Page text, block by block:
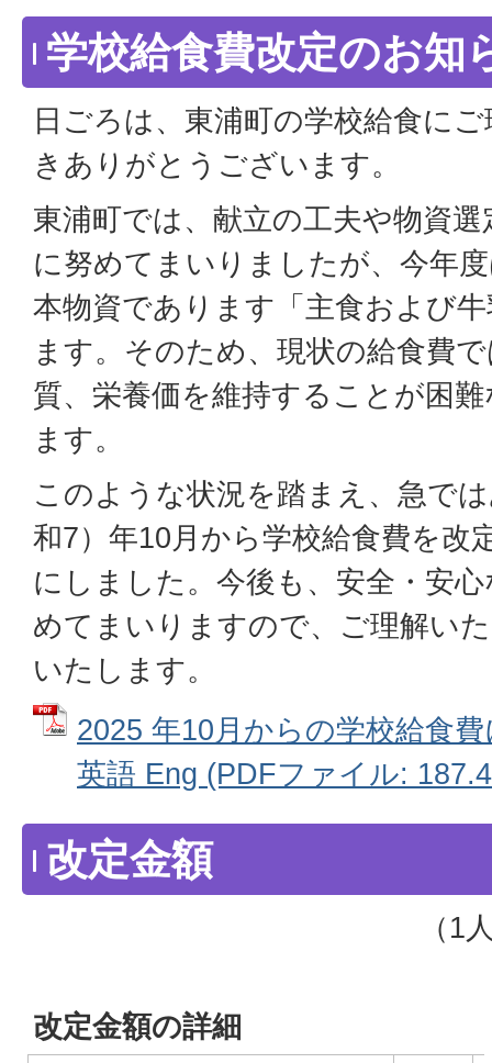
学校給食費改定のお知
日ごろは、東浦町の学校給食に
きありがとうございます。
東浦町では、献立の工夫や物資
に努めてまいりましたが、今年
本物資であります「主食および
ます。そのため、現状の給食費
質、栄養価を維持することが困
ます。
このような状況を踏まえ、急で
和7）年10月から学校給食費を改
にしました。今後も、安全・安
めてまいりますので、ご理解い
いたします。
2025 年10月からの学校給食
英語 Eng (PDFファイル:
改定金額
（1
改定金額の詳細